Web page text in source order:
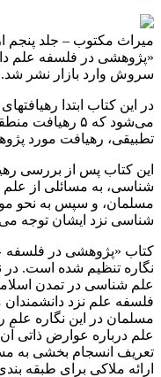
میراث مکتوب – جلد پنجم
«پژوهشی در فلسفه علم
سروش وارد بازار نشر شد.
در این کتاب ابتدا
می‌شود که ۵
تطبیقی، رهیافت مورد
این کتاب پس از بررسی
شناسی، به مسائلی از
مسلمان، و سپس به نحو
شناسی نزد ایشان توجه
کتاب «پژوهشی در فلسفه
نگاره تنظیم شده است.
علم شناسی در تمدن
فلسفه علم نزد
مسلمان در این نگاره علم
علم درباره عوارض ذاتی
تعریف انسجام بخشی به
ارائه ملاکی برای طبقه